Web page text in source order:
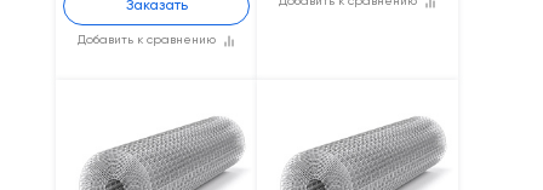
Добавить к сравнению
Заказать